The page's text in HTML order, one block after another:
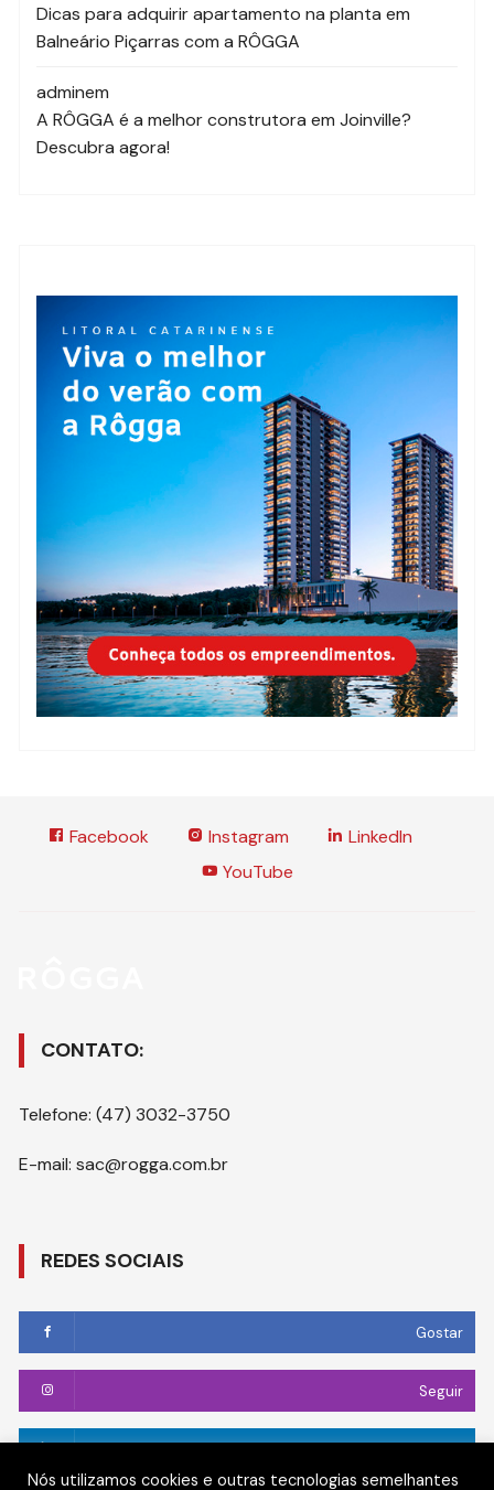
Dicas para adquirir apartamento na planta em
Balneário Piçarras com a RÔGGA
adminem
A RÔGGA é a melhor construtora em Joinville?
Descubra agora!
Facebook Instagram
LinkedIn
YouTube
CONTATO:
Telefone: (47) 3032-3750
E-mail: sac@rogga.com.br
REDES SOCIAIS
Gostar
Seguir
Nós utilizamos cookies e outras tecnologias semelhantes